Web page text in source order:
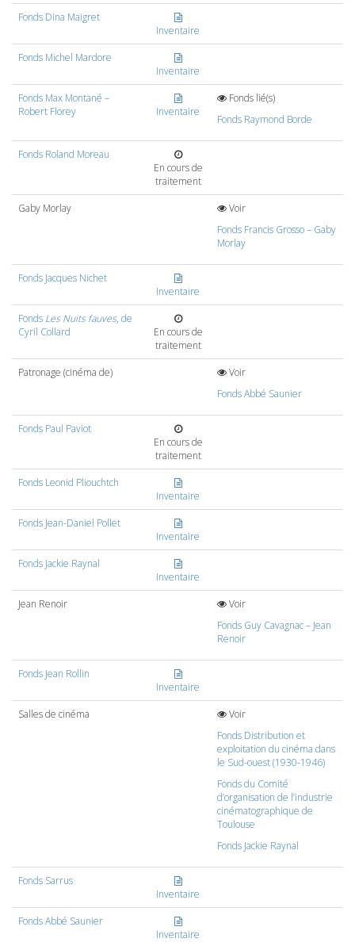
Fonds Dina Maigret
Inventaire
Fonds Michel Mardore
Inventaire
Fonds Max Montané –
Robert Florey
Inventaire
Fonds lié(s)
Fonds Raymond Borde
Fonds Roland Moreau
En cours de
traitement
Gaby Morlay
Voir
Fonds Francis Grosso – Gaby
Morlay
Fonds Jacques Nichet
Inventaire
Fonds Les Nuits fauves, de
Cyril Collard
En cours de
traitement
Patronage (cinéma de)
Voir
Fonds Abbé Saunier
Fonds Paul Paviot
En cours de
traitement
Fonds Leonid Pliouchtch
Inventaire
Fonds Jean-Daniel Pollet
Inventaire
Fonds Jackie Raynal
Inventaire
Jean Renoir
Voir
Fonds Guy Cavagnac – Jean
Renoir
Fonds Jean Rollin
Inventaire
Salles de cinéma
Voir
Fonds Distribution et
exploitation du cinéma dans
le Sud-ouest (1930-1946)
Fonds du Comité
d’organisation de l’industrie
cinématographique de
Toulouse
Fonds Jackie Raynal
Fonds Sarrus
Inventaire
Fonds Abbé Saunier
Inventaire